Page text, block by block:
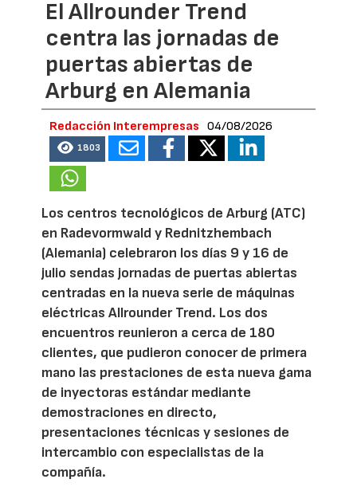
El Allrounder Trend
centra las jornadas de
puertas abiertas de
Arburg en Alemania
Redacción Interempresas 04/08/2026
1803
Los centros tecnológicos de Arburg (ATC)
en Radevormwald y Rednitzhembach
(Alemania) celebraron los días 9 y 16 de
julio sendas jornadas de puertas abiertas
centradas en la nueva serie de máquinas
eléctricas Allrounder Trend. Los dos
encuentros reunieron a cerca de 180
clientes, que pudieron conocer de primera
mano las prestaciones de esta nueva gama
de inyectoras estándar mediante
demostraciones en directo,
presentaciones técnicas y sesiones de
intercambio con especialistas de la
compañía.